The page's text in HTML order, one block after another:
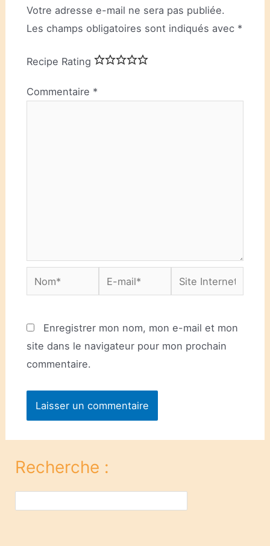
Votre adresse e-mail ne sera pas publiée.
Les champs obligatoires sont indiqués avec *
Recipe Rating
Commentaire *
Nom*
E-
mail*
Site
Internet
Enregistrer mon nom, mon e-mail et mon
site dans le navigateur pour mon prochain
commentaire.
Recherche :